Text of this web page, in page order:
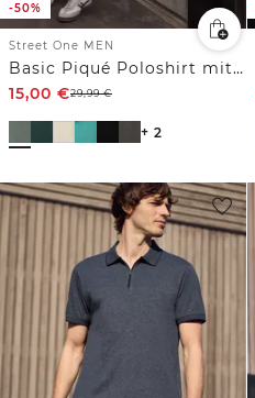
-50%
Street One MEN
Basic Piqué Poloshirt mit Kontrastdetail
15,00 €29,99€
+ 2